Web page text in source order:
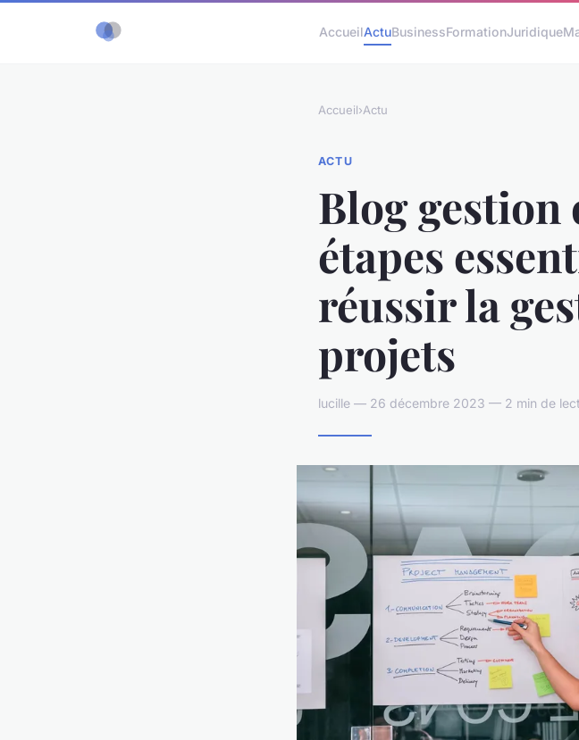
AccueilActuBusinessFormationJuridique
Accueil›Actu
ACTU
Blog gestion
étapes
réussir la
projets
lucille — 26 décembre 2023 — 2 min de